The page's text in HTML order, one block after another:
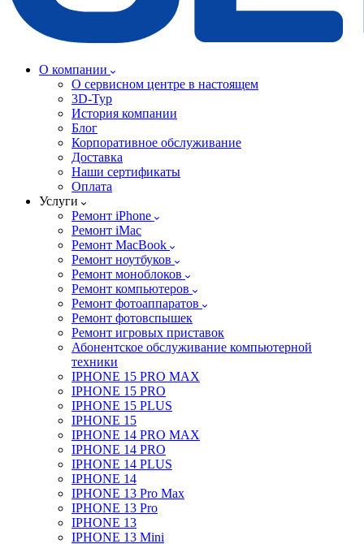
О компании
О сервисном центре в настоящем
3D-Тур
История компании
Блог
Корпоративное обслуживание
Доставка
Наши сертификаты
Оплата
Услуги
Ремонт iPhone
Ремонт iMac
Ремонт MacBook
Ремонт ноутбуков
Ремонт моноблоков
Ремонт компьютеров
Ремонт фотоаппаратов
Ремонт фотовспышек
Ремонт игровых приставок
Абонентское обслуживание компьютерной
техники
IPHONE 15 PRO MAX
IPHONE 15 PRO
IPHONE 15 PLUS
IPHONE 15
IPHONE 14 PRO MAX
IPHONE 14 PRO
IPHONE 14 PLUS
IPHONE 14
IPHONE 13 Pro Max
IPHONE 13 Pro
IPHONE 13
IPHONE 13 Mini